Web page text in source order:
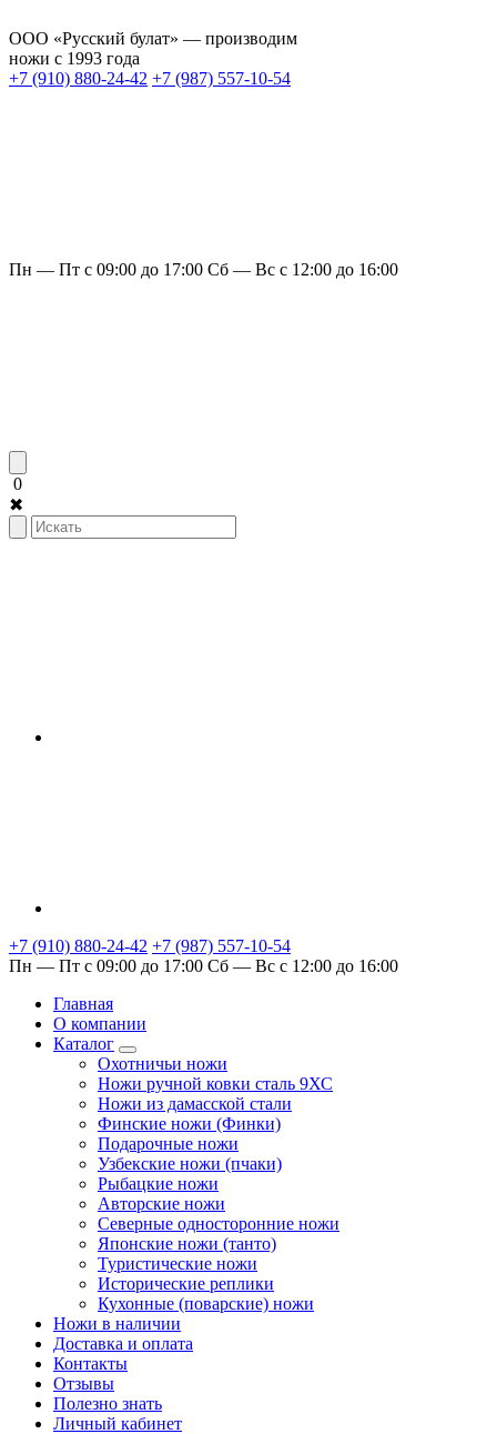
ООО «Русский булат» — производим
ножи с 1993 года
+7 (910) 880-24-42 +7 (987) 557-10-54
Пн — Пт с 09:00 до 17:00 Сб — Вс с 12:00 до 16:00
0
✖
+7 (910) 880-24-42 +7 (987) 557-10-54
Пн — Пт с 09:00 до 17:00 Сб — Вс с 12:00 до 16:00
Главная
О компании
Каталог
Охотничьи ножи
Ножи ручной ковки сталь 9ХС
Ножи из дамасской стали
Финские ножи (Финки)
Подарочные ножи
Узбекские ножи (пчаки)
Рыбацкие ножи
Авторские ножи
Северные односторонние ножи
Японские ножи (танто)
Туристические ножи
Исторические реплики
Кухонные (поварские) ножи
Ножи в наличии
Доставка и оплата
Контакты
Отзывы
Полезно знать
Личный кабинет